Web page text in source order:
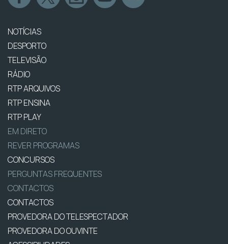
NOTÍCIAS
DESPORTO
TELEVISÃO
RÁDIO
RTP ARQUIVOS
RTP ENSINA
RTP PLAY
EM DIRETO
REVER PROGRAMAS
CONCURSOS
PERGUNTAS FREQUENTES
CONTACTOS
CONTACTOS
PROVEDORA DO TELESPECTADOR
PROVEDORA DO OUVINTE